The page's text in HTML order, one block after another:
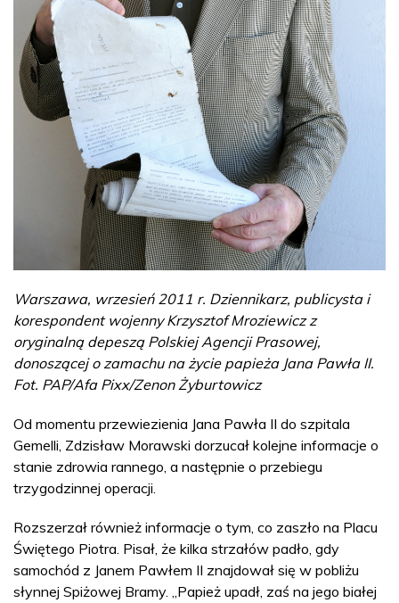
Warszawa, wrzesień 2011 r. Dziennikarz, publicysta i
korespondent wojenny Krzysztof Mroziewicz z
oryginalną depeszą Polskiej Agencji Prasowej,
donoszącej o zamachu na życie papieża Jana Pawła II.
Fot. PAP/Afa Pixx/Zenon Żyburtowicz
Od momentu przewiezienia Jana Pawła II do szpitala
Gemelli, Zdzisław Morawski dorzucał kolejne informacje o
stanie zdrowia rannego, a następnie o przebiegu
trzygodzinnej operacji.
Rozszerzał również informacje o tym, co zaszło na Placu
Świętego Piotra. Pisał, że kilka strzałów padło, gdy
samochód z Janem Pawłem II znajdował się w pobliżu
słynnej Spiżowej Bramy. „Papież upadł, zaś na jego białej